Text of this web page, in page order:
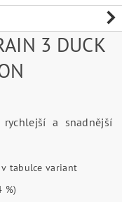
3 DUCK
a snadnější
tabulce variant
%)